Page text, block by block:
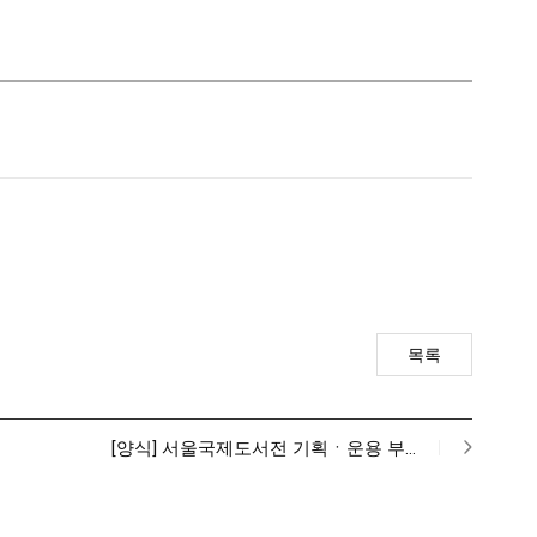
목록
[양식] 서울국제도서전 기획ㆍ운용 부…